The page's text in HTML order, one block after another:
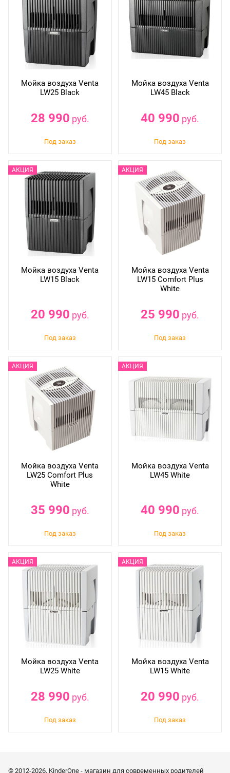
Мойка воздуха Venta
LW25 Black
28 990 руб.
Мойка воздуха Venta
LW45 Black
40 990 руб.
Мойка воздуха Venta
LW15 Black
20 990 руб.
Мойка воздуха Venta
LW15 Comfort Plus
White
25 990 руб.
Мойка воздуха Venta
LW25 Comfort Plus
White
35 990 руб.
Мойка воздуха Venta
LW45 White
40 990 руб.
Мойка воздуха Venta
LW25 White
28 990 руб.
Мойка воздуха Venta
LW15 White
20 990 руб.
© 2012-2026, KinderOne - магазин для современных родителей